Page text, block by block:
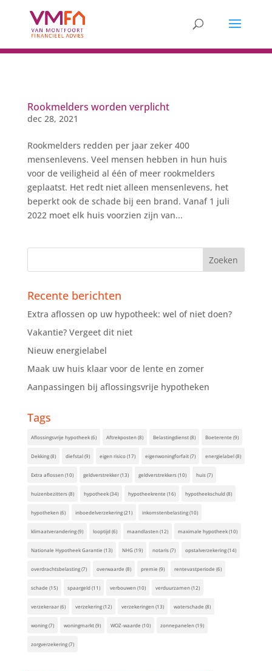
Rookmelders worden verplicht
dec 28, 2021
Rookmelders redden per jaar zeker 400
mensenlevens. Veel mensen hebben in hun huis
voor de veiligheid al één of meer rookmelders
geplaatst. Het redt niet alleen mensenlevens, het
beperkt ook de schade bij een brand. Vanaf 1 juli
2022 moet elk huis voorzien zijn van...
Recente berichten
Extra aflossen op uw hypotheek: wel of niet doen?
Vakantie? Vergeet dit niet
Nieuw energielabel
Maak uw huis klaar voor de lente en zomer
Aanpassingen bij aflossingsvrije hypotheken
Tags
Aflossingsvrije hypotheek(6) Aftrekposten(8) Belastingdienst(8) Boeterente (9)
Dekking(8) diefstal(9) eigen risico(17) eigenwoningforfait(7) energielabel(8)
Extra aflossen(10) geldverstrekker(13) geldverstrekkers(10) huis(7)
huizenbezitters(8) hypotheek(34) hypotheekrente (16) hypotheekschuld(8)
hypotheken(6) inboedelverzekering(21) inkomstenbelasting(10)
klimaatverandering(9) looptijd(6) maandlasten(12) maximale hypotheek(10)
Nationale Hypotheek Garantie (13) NHG(19) notaris(7) opstalverzekering(14)
overdrachtsbelasting(7) overwaarde (8) premie (9) rentevastperiode (6)
schade (15) spaargeld(11) verbouwen(10) verduurzamen(12)
verzekeraar(6) verzekering(12) verzekeringen(13) waterschade (8)
woning(7) woningmarkt(9) WOZ-waarde (10) zonnepanelen(19)
zorgverzekering(7)